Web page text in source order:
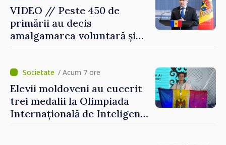
VIDEO // Peste 450 de
primării au decis
amalgamarea voluntară și
Grosu: „Este important să
depășim blocajele și să dăm o
șansă localităților să se
dezvolte”
/ Acum 7 ore
Elevii moldoveni au cucerit
trei medalii la Olimpiada
Internațională de Inteligență